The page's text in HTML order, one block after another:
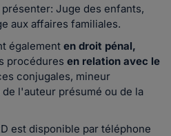
Juge des enfants,
aux affaires familiales.
également en droit pénal,
procédures en relation avec le
conjugales, mineur
l'auteur présumé ou de la
est disponible par téléphone